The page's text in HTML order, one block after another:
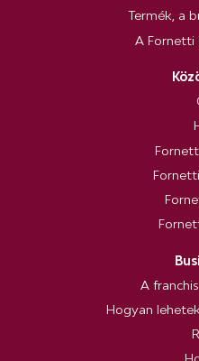
Termék, a
A Fornetti
A
Hogyan